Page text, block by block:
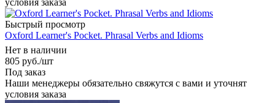
Быстрый просмотр
Oxford Learner's Pocket. Phrasal Verbs and Idioms
Нет в наличии
805 руб./шт
Под заказ
Наши менеджеры обязательно свяжутся с вами и уточнят
условия заказа